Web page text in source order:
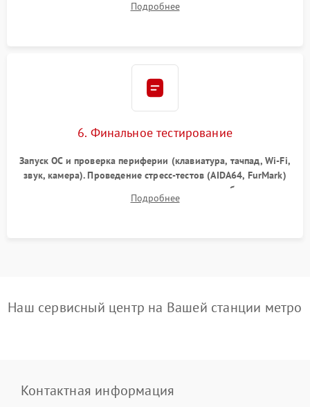
шлейфов, модулей памяти и накопителей. Предварительная
Подробнее
6. Финальное тестирование
Запуск ОС и проверка периферии (клавиатура, тачпад, Wi-Fi,
звук, камера). Проведение стресс-тестов (AIDA64, FurMark)
для контроля температурного режима и стабильности
системы под пиковой нагрузкой.
Подробнее
Наш сервисный центр на Вашей станции метро
Контактная информация